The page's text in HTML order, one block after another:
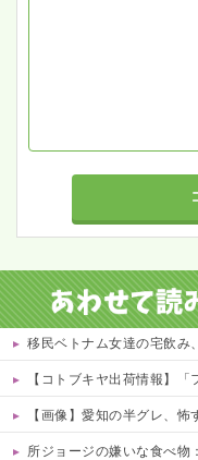
移民ベトナム女達の宅飲み、レベ
【コトブキヤ出荷情報】「フレームアーティスト 雪ミ
【画像】愛知の半グレ、
所ジョージの嫌いな食べ物